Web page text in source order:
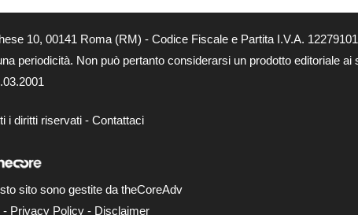
10, 00141 Roma (RM) - Codice Fiscale e Partita I.V.A.
periodicità. Non può pertanto considerarsi un prodotto editoriale ai
i diritti riservati - Contattaci
sito sono gestite da theCoreAdv
- Privacy Policy- Disclaimer